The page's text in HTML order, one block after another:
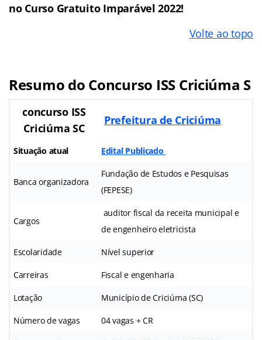
no Curso Gratuito Imparável 2022!
Volte ao topo
Resumo do Concurso ISS Criciúma S
concurso ISS
Criciúma SC
Prefeitura de Criciúma
Situação atual Edital Publicado
Banca organizadora
Fundação de Estudos e Pesquisas
(FEPESE)
Cargos
auditor fiscal da receita municipal e
de engenheiro eletricista
Escolaridade Nível superior
Carreiras Fiscal e engenharia
Lotação Município de Criciúma (SC)
Número de vagas 04 vagas + CR